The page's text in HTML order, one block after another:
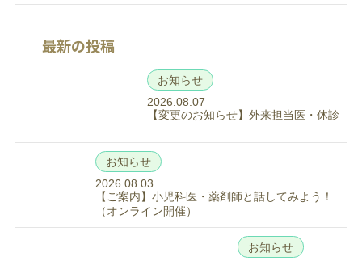
最新の投稿
お知らせ
2026.08.07
【変更のお知らせ】外来担当医・休診
お知らせ
2026.08.03
【ご案内】小児科医・薬剤師と話してみよう！
（オンライン開催）
お知らせ